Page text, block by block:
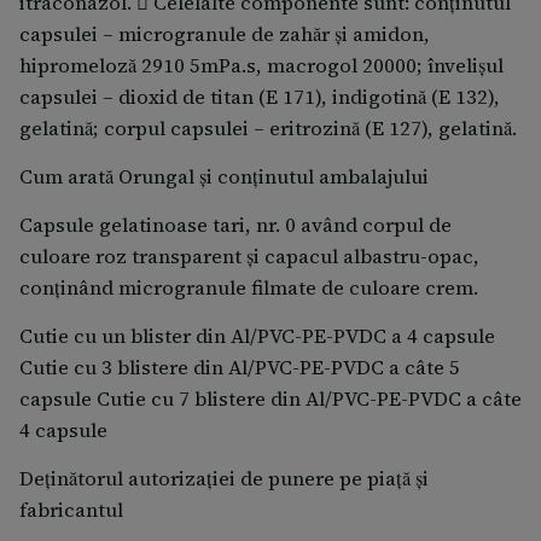
Nu mai luaţi Orungal şi adresaţi-vă imediat
medicului dumneavoastră dacă prezentaţi orice
senzaţie de furnicături, sensibilitate diminuată sau
senzaţie de slăbiciune la nivelul membrelor sau
alte probleme ale nervilor de la nivelul mâinilor
sau picioarelor.
alt medicament antifungic, vă rugăm să spuneţi
medicului dumneavoastră.
Spuneţi medicului dumneavoastră dacă aveţi
fibroză chistică înainte să utilizaţi Orungal capsule.
Spuneţi medicului dumneavoastră dacă sunteţi un
pacient cu neutropenie, SIDA sau transplant de
organ. Doza de Orungal poate fi ajustată.
Nu mai luaţi Orungal şi adresaţi-vă imediat
medicului dumneavoastră dacă prezentaţi
simptome de pierdere a auzului. În cazuri foarte
capsulei – microgranule de zahăr şi amidon,
hipromeloză 2910 5mPa.s, macrogol 20000; învelişul
capsulei – dioxid de titan (E 171), indigotină (E 132),
gelatină; corpul capsulei – eritrozină (E 127), gelatină.
Cum arată Orungal şi conţinutul ambalajului
Capsule gelatinoase tari, nr. 0 având corpul de
culoare roz transparent şi capacul albastru-opac,
conţinând microgranule filmate de culoare crem.
Cutie cu un blister din Al/PVC-PE-PVDC a 4 capsule
Cutie cu 3 blistere din Al/PVC-PE-PVDC a câte 5
capsule Cutie cu 7 blistere din Al/PVC-PE-PVDC a câte
4 capsule
Deţinătorul autorizaţiei de punere pe piaţă şi
fabricantul